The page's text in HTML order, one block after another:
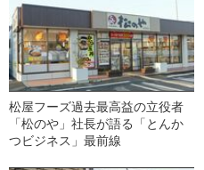
松屋フーズ過去最高益の立役者
「松のや」社長が語る「とんか
つビジネス」最前線